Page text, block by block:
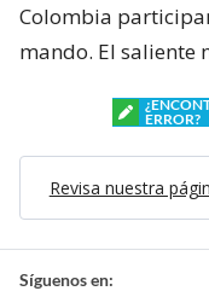
Colombia
mando. El saliente
ERROR?
Revisa nuestra
Síguenos en: